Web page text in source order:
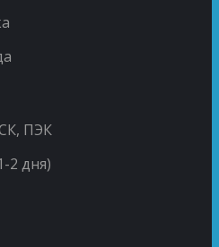
ПЭК
2 дня)